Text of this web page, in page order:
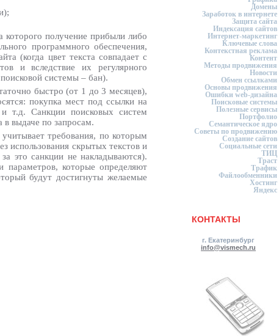
которого получение прибыли либо
программного обеспечения,
(когда цвет текста совпадает с
и вследствие их регулярного
системы – бан).
быстро (от 1 до 3 месяцев),
покупка мест под ссылки на
т.д. Санкции поисковых систем
в выдаче по запросам.
требования, по которым
использования скрытых текстов и
это санкции не накладываются).
параметров, которые определяют
будут достигнуты желаемые
Домены
Заработок в интернете
Защита сайта
Индексация сайтов
Интернет-маркетинг
Ключевые слова
Контекстная реклама
Контент
Методы продвижения
Новости
Обмен ссылками
Основы продвижения
Ошибки web-дизайна
Поисковые системы
Полезные сервисы
Портфолио
Семантическое ядро
Советы по продвижению
Создание сайтов
Социальные сети
ТИЦ
Траст
Трафик
Файлообменники
Хостинг
Яндекс
КОНТАКТЫ
г. Екатеринбург
info@vismech.ru